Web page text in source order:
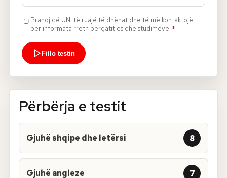
Pranoj që UNI të ruajë të dhënat dhe të më kontaktojë
për informata rreth përgatitjes dhe studimeve. *
Fillo testin
Përbërja e testit
Gjuhë shqipe dhe letërsi 8
Gjuhë angleze 7